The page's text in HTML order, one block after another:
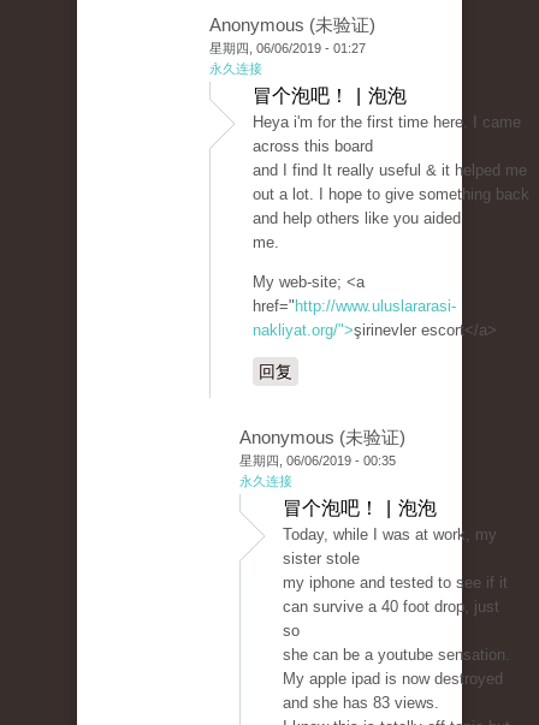
Anonymous (未验证)
星期四, 06/06/2019 - 01:27
永久连接
冒个泡吧！ | 泡泡
Heya i'm for the first time here. I came
across this board
and I find It really useful & it helped me
out a lot. I hope to give something back
and help others like you aided
me.
My web-site; <a
href=" http://www.uluslararasi-
nakliyat.org/">şirinevler escort</a>
回复
Anonymous (未验证)
星期四, 06/06/2019 - 00:35
永久连接
冒个泡吧！ | 泡泡
Today, while I was at work, my
sister stole
my iphone and tested to see if it
can survive a 40 foot drop, just
so
she can be a youtube sensation.
My apple ipad is now destroyed
and she has 83 views.